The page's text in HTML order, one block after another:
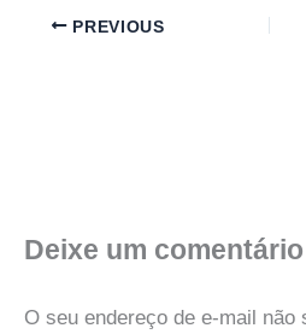
PREVIOUS
Deixe um comentário
O seu endereço de e-mail não